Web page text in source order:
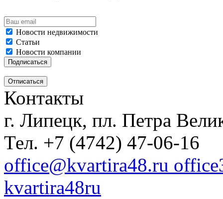
Новости недвижимости
Статьи
Новости компании
Контакты
г. Липецк, пл. Петра
Тел. +7 (4742) 47-06-16
office@kvartira48.ru
kvartira48ru